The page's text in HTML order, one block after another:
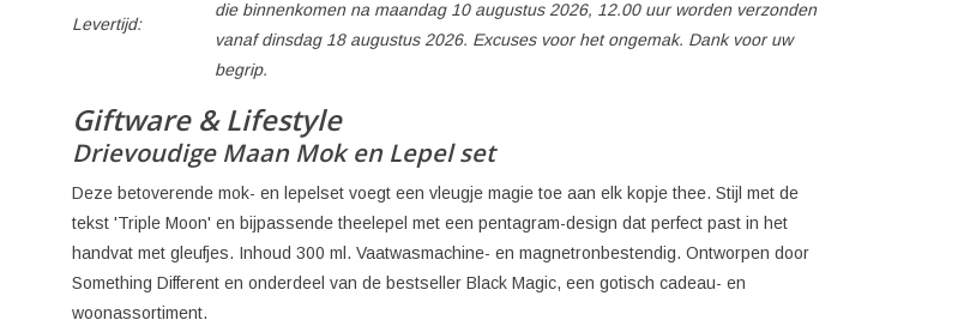
Levertijd:
die binnenkomen na maandag 10 augustus 2026, 12.00 uur worden verzonden
vanaf dinsdag 18 augustus 2026. Excuses voor het ongemak. Dank voor uw
begrip.
Giftware & Lifestyle
Drievoudige Maan Mok en Lepel set
Deze betoverende mok- en lepelset voegt een vleugje magie toe aan elk kopje thee. Stijl met de
tekst 'Triple Moon' en bijpassende theelepel met een pentagram-design dat perfect past in het
handvat met gleufjes. Inhoud 300 ml. Vaatwasmachine- en magnetronbestendig. Ontworpen door
Something Different en onderdeel van de bestseller Black Magic, een gotisch cadeau- en
woonassortiment.